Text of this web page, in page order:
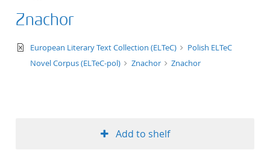
Znachor
text/xml
European Literary Text Collection (ELTeC)
Polish ELTeC
Novel Corpus (ELTeC-pol)
Znachor Znachor
Add to shelf